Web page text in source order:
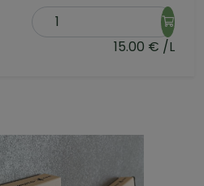
15.00 € /L